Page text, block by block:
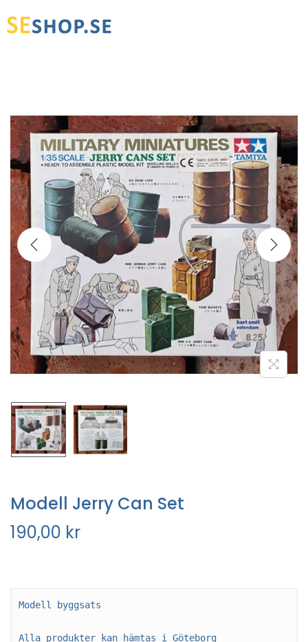
Modell Jerry Can Set
190,00 kr
Modell byggsats
Alla produkter kan hämtas i Göteborg